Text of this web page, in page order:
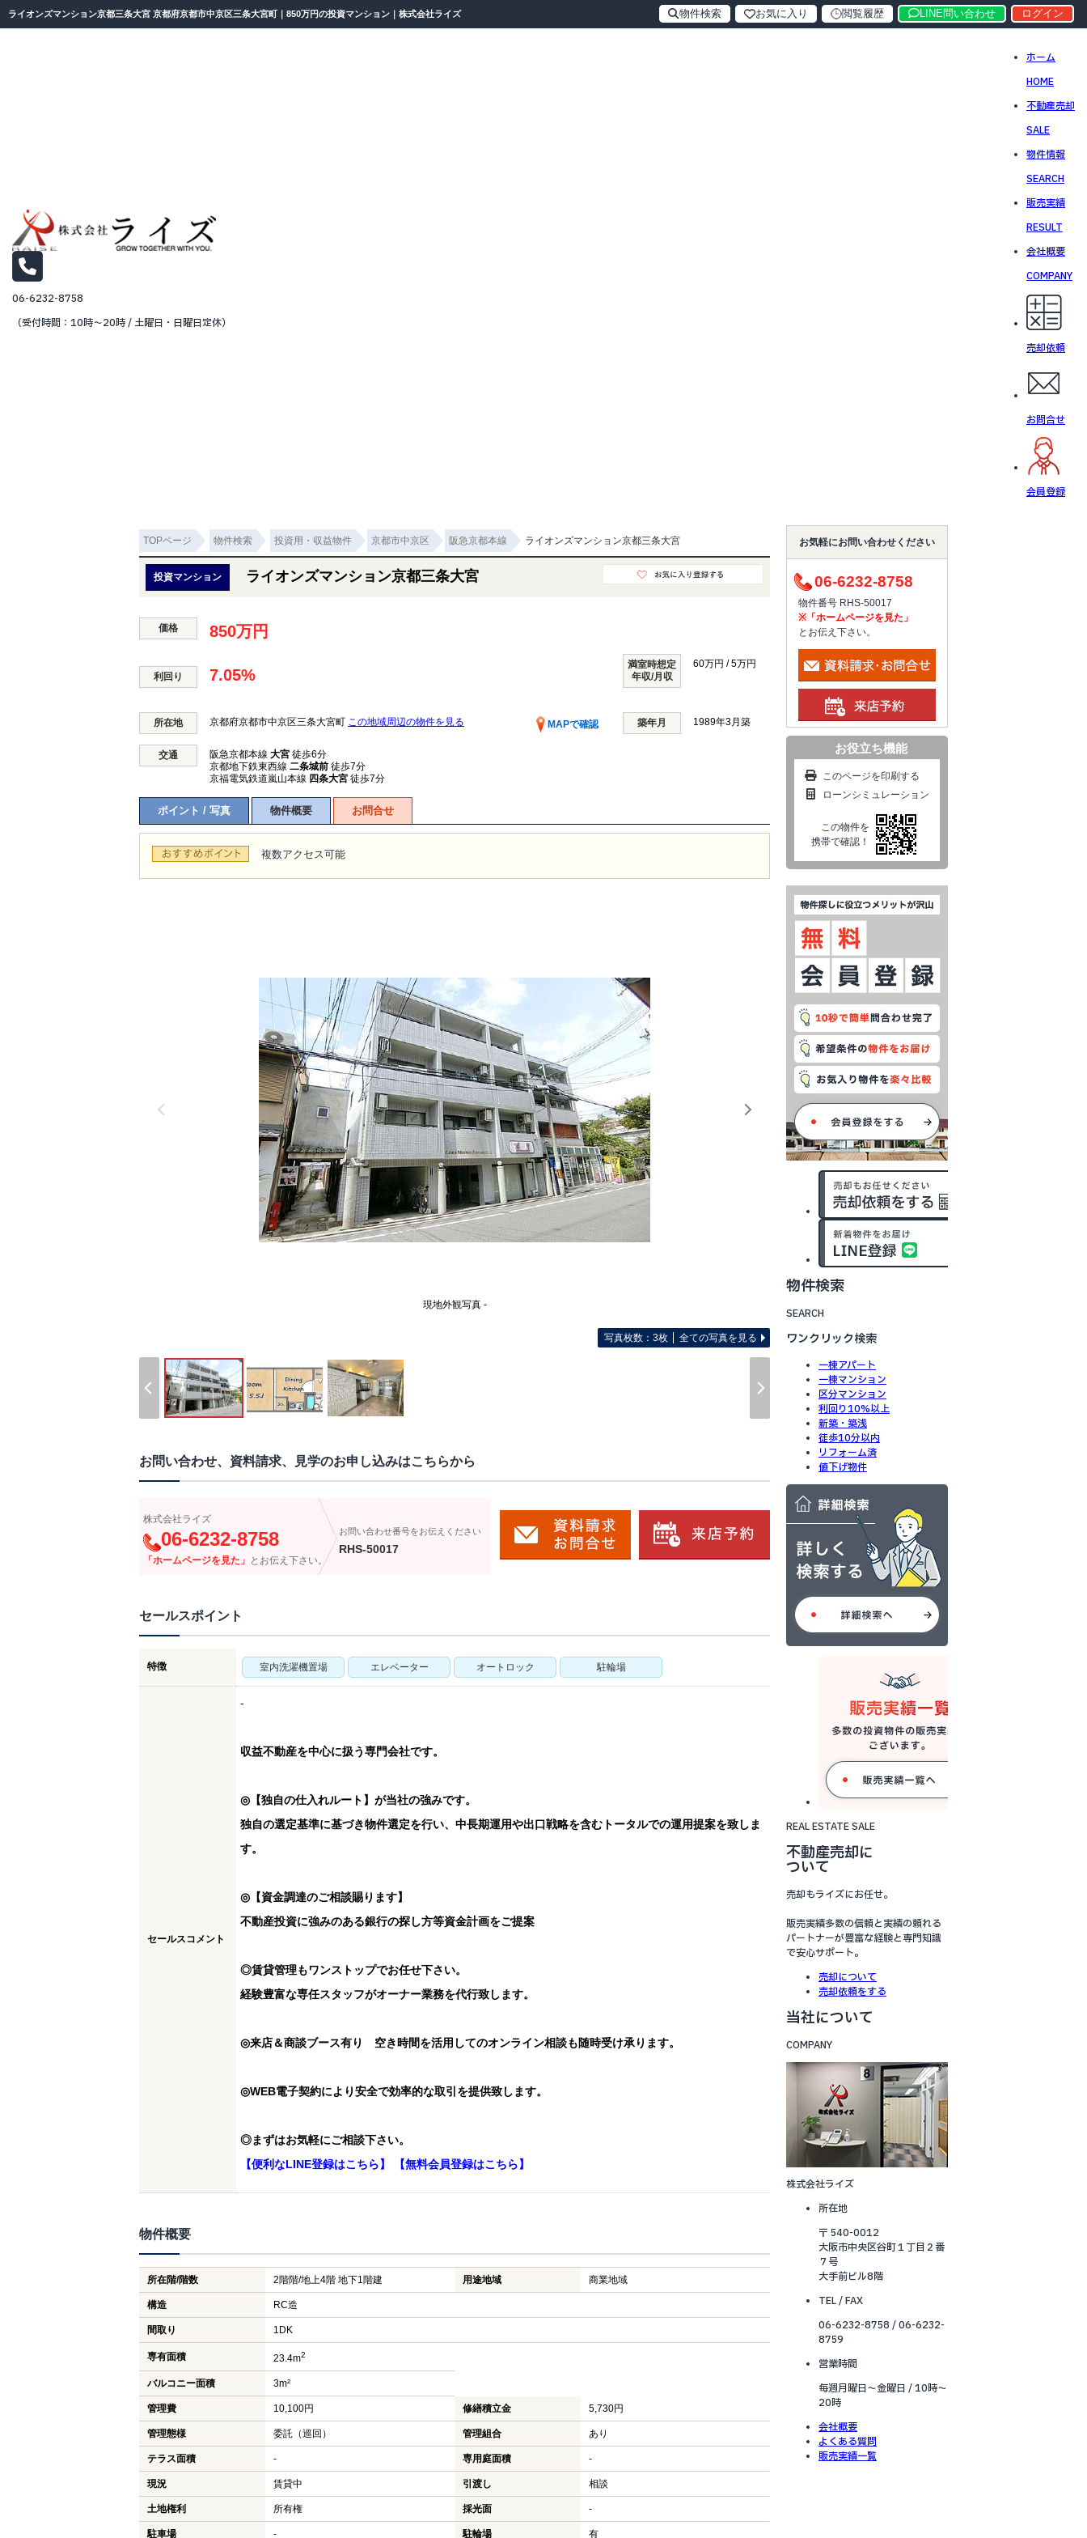
ライオンズマンション京都三条大宮 京都府京都市中京区三条大宮町｜850万円の投資マンション｜株式会社ライズ
06-6232-8758
（受付時間：10時～20時 / 土曜日・日曜日定休）
ホーム
HOME
不動産売却
SALE
物件情報
SEARCH
販売実績
RESULT
会社概要
COMPANY
売却依頼
お問合せ
会員登録
TOPページ 物件検索 投資用・収益物件 京都市中京区 阪急京都本線 ライオンズマンション京都三条大宮
投資マンション ライオンズマンション京都三条大宮
価格 850万円
利回り 7.05%
満室時想定
年収/月収
60万円 / 5万円
所在地 京都府京都市中京区三条大宮町 MAPで確認
この地域周辺の物件を見る 築年月 1989年3月築
交通 阪急京都本線 大宮 徒歩6分
京都地下鉄東西線 二条城前 徒歩7分
京福電気鉄道嵐山本線 四条大宮 徒歩7分
ポイント / 写真 物件概要 お問合せ
複数アクセス可能
現地外観写真 -
写真枚数：3枚 全ての写真を見る
お問い合わせ、資料請求、見学のお申し込みはこちらから
株式会社ライズ
06-6232-8758
「ホームページを見た」 とお伝え下さい。
お問い合わせ番号をお伝えください
RHS-50017
セールスポイント
特徴 室内洗濯機置場 エレベーター オートロック 駐輪場
セールスコメント
-
収益不動産を中心に扱う専門会社です。
◎【独自の仕入れルート】が当社の強みです。
独自の選定基準に基づき物件選定を行い、中長期運用や出口戦略を含むトータルでの運用提案を致しま
す。
◎【資金調達のご相談賜ります】
不動産投資に強みのある銀行の探し方等資金計画をご提案
◎賃貸管理もワンストップでお任せ下さい。
経験豊富な専任スタッフがオーナー業務を代行致します。
◎来店＆商談ブース有り 空き時間を活用してのオンライン相談も随時受け承ります。
◎WEB電子契約により安全で効率的な取引を提供致します。
◎まずはお気軽にご相談下さい。
【便利なLINE登録はこちら】
【無料会員登録はこちら】
物件概要
所在階/階数 2階階/地上4階 地下1階建 用途地域 商業地域
構造 RC造
間取り 1DK
専有面積 23.4m2
バルコニー面積 3m²
管理費 10,100円 修繕積立金 5,730円
管理態様 委託（巡回） 管理組合 あり
テラス面積 - 専用庭面積 -
現況 賃貸中 引渡し 相談
土地権利 所有権 採光面 -
駐車場 - 駐輪場 有
お気軽にお問い合わせください
06-6232-8758
物件番号 RHS-50017
※「ホームページを見た」
とお伝え下さい。
お役立ち機能
このページを印刷する
ローンシミュレーション
この物件を
携帯で確認！
物件検索
SEARCH
ワンクリック検索
一棟アパート
一棟マンション
区分マンション
利回り10%以上
新築・築浅
徒歩10分以内
リフォーム済
値下げ物件
REAL ESTATE SALE
不動産売却に
ついて
売却もライズにお任せ。
販売実績多数の信頼と実績の頼れる
パートナーが豊富な経験と専門知識
で安心サポート。
売却について
売却依頼をする
当社について
COMPANY
株式会社ライズ
所在地
〒 540-0012
大阪市中央区谷町１丁目２番
７号
大手前ビル8階
TEL / FAX
06-6232-8758 / 06-6232-
8759
営業時間
毎週月曜日～金曜日 / 10時～
20時
会社概要
よくある質問
販売実績一覧
物件検索 お気に入り 閲覧履歴 LINE問い合わせ ログイン